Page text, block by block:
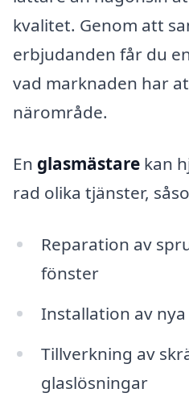
kvalitet. Genom att
erbjudanden får du
vad marknaden har
närområde.
En glasmästare kan
rad olika tjänster,
Reparation av
fönster
Installation av
Tillverkning av
glaslösningar